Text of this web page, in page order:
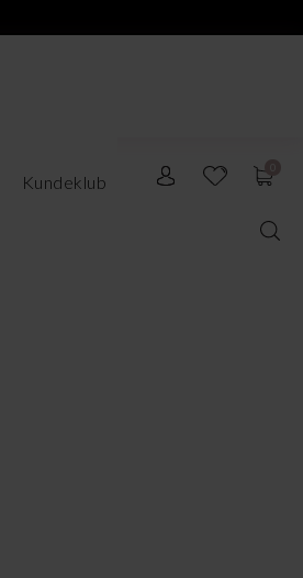
Kundeklub